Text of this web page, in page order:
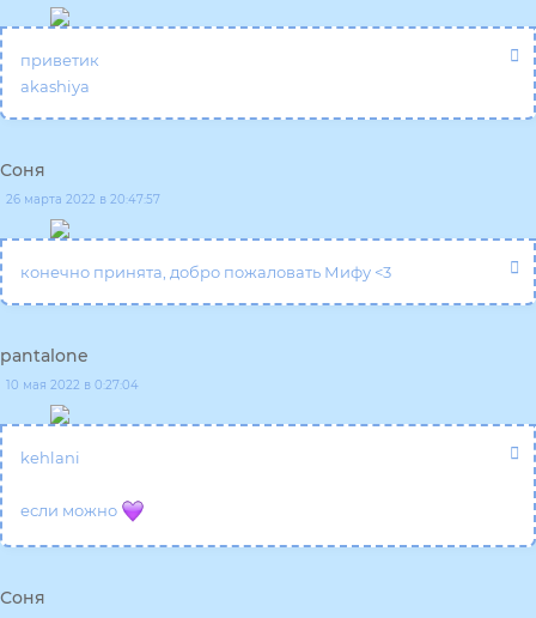
приветик
akashiya
Соня
26 марта 2022 в 20:47:57
конечно принята, добро пожаловать Мифу <3
pantalone
10 мая 2022 в 0:27:04
kehlani
если можно
Соня